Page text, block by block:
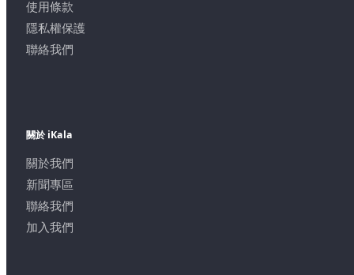
使用條款
隱私權保護
聯絡我們
關於 iKala
關於我們
新聞專區
聯絡我們
加入我們